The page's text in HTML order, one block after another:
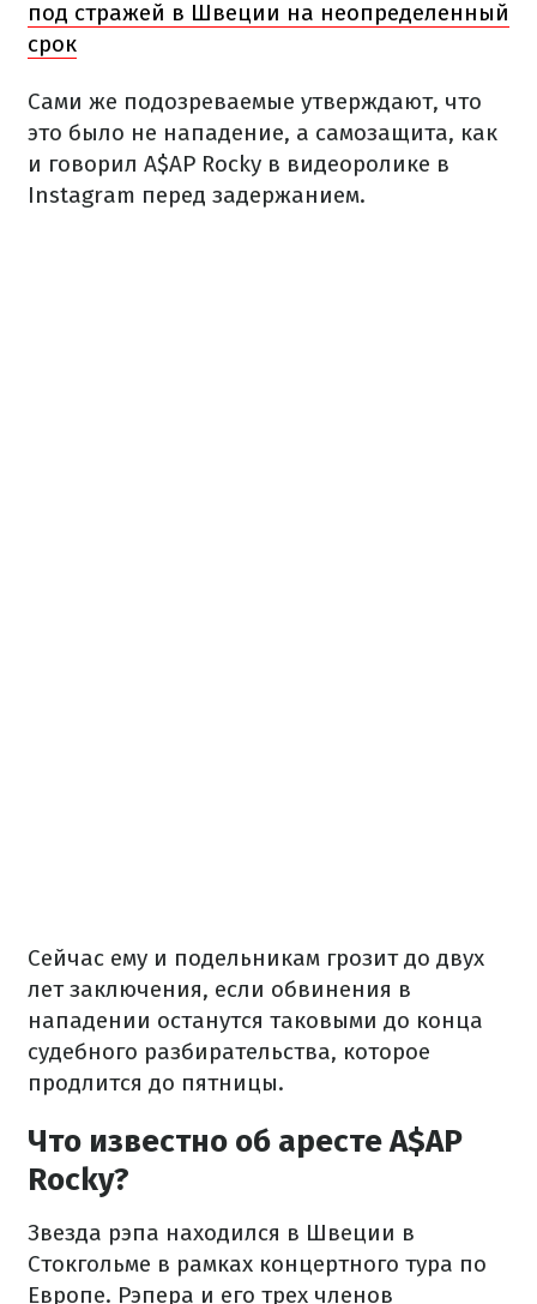
под стражей в Швеции на неопределенный
срок
Сами же подозреваемые утверждают, что
это было не нападение, а самозащита, как
и говорил A$AP Rocky в видеоролике в
Instagram перед задержанием.
Сейчас ему и подельникам грозит до двух
лет заключения, если обвинения в
нападении останутся таковыми до конца
судебного разбирательства, которое
продлится до пятницы.
Что известно об аресте A$AP
Rocky?
Звезда рэпа находился в Швеции в
Стокгольме в рамках концертного тура по
Европе. Рэпера и его трех членов